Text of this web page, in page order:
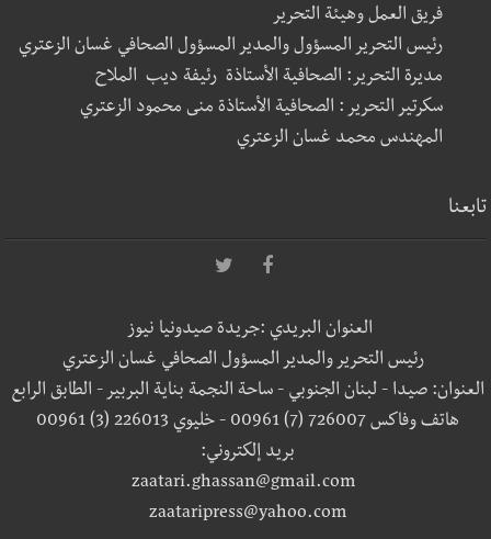
فريق العمل وهيئة التحرير
رئيس التحرير المسؤول والمدير المسؤول الصحافي غسان الزعتري
مديرة التحرير: الصحافية الأستاذة رئيفة ديب الملاح
سكرتير التحرير : الصحافية الأستاذة منى محمود الزعتري
المهندس محمد غسان الزعتري
تابعنا
العنوان البريدي :جريدة صيدونيا نيوز
رئيس التحرير والمدير المسؤول الصحافي غسان الزعتري
العنوان: صيدا - لبنان الجنوبي - ساحة النجمة بناية البربير - الطابق الرابع
هاتف وفاكس 726007 (7) 00961 - خليوي 226013 (3) 00961
بريد إلكتروني:
zaatari.ghassan@gmail.com
zaataripress@yahoo.com